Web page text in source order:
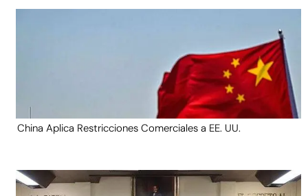
China Aplica Restricciones Comerciales a EE. UU.